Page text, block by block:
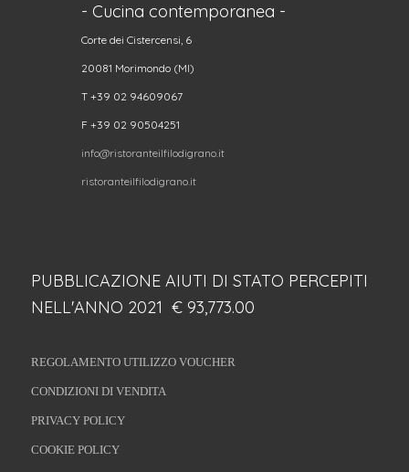
- Cucina contemporanea -
Corte dei Cistercensi, 6
20081 Morimondo (MI)
T +39 02 94609067
F +39 02 90504251
info@ristoranteilfilodigrano.it
ristoranteilfilodigrano.it
PUBBLICAZIONE AIUTI DI STATO PERCEPITI
NELL'ANNO 2021 € 93,773.00
REGOLAMENTO UTILIZZO VOUCHER
CONDIZIONI DI VENDITA
PRIVACY POLICY
COOKIE POLICY